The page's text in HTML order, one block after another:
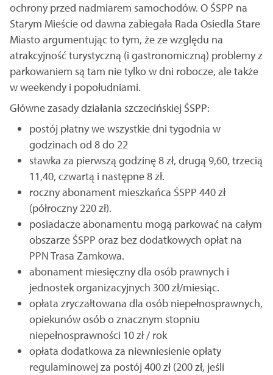
ochrony przed nadmiarem samochodów. O ŚSPP na
Starym Mieście od dawna zabiegała Rada Osiedla Stare
Miasto argumentując to tym, że ze względu na
atrakcyjność turystyczną (i gastronomiczną) problemy z
parkowaniem są tam nie tylko w dni robocze, ale także
w weekendy i popołudniami.
Główne zasady działania szczecińskiej ŚSPP:
postój płatny we wszystkie dni tygodnia w
godzinach od 8 do 22
stawka za pierwszą godzinę 8 zł, drugą 9,60, trzecią
11,40, czwartą i następne 8 zł.
roczny abonament mieszkańca ŚSPP 440 zł
(półroczny 220 zł).
posiadacze abonamentu mogą parkować na całym
obszarze ŚSPP oraz bez dodatkowych opłat na
PPN Trasa Zamkowa.
abonament miesięczny dla osób prawnych i
jednostek organizacyjnych 300 zł/miesiąc.
opłata zryczałtowana dla osób niepełnosprawnych,
opiekunów osób o znacznym stopniu
niepełnosprawności 10 zł / rok
opłata dodatkowa za niewniesienie opłaty
regulaminowej za postój 400 zł (200 zł, jeśli